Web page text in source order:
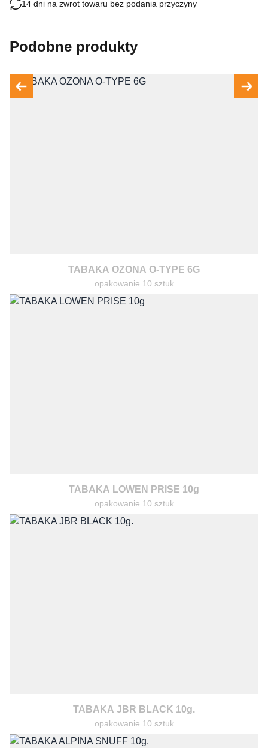
14 dni na zwrot towaru bez podania przyczyny
Podobne produkty
TABAKA OZONA O-TYPE 6G
opakowanie 10 sztuk
TABAKA LOWEN PRISE 10g
opakowanie 10 sztuk
TABAKA JBR BLACK 10g.
opakowanie 10 sztuk